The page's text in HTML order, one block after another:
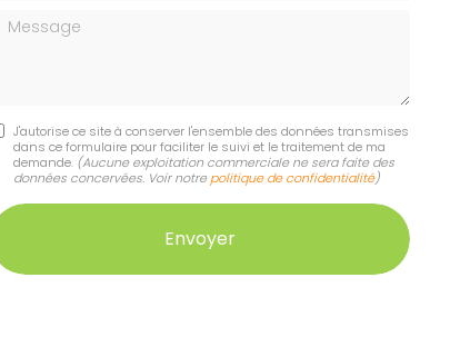
Message
J'autorise ce site à conserver l'ensemble des données transmises
dans ce formulaire pour faciliter le suivi et le traitement de ma
demande. (Aucune exploitation commerciale ne sera faite des
données concervées. Voir notre politique de confidentialité)